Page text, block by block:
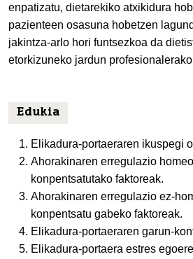
enpatizatu, dietarekiko atxikidura
pazienteen osasuna hobetzen
jakintza-arlo hori funtsezkoa da
etorkizuneko jardun
Edukia
Elikadura-portaeraren ikuspegi
Ahorakinaren erregulazio
konpentsatutako faktoreak.
Ahorakinaren erregulazio ez-
konpentsatu gabeko faktoreak.
Elikadura-portaeraren garun-
Elikadura-portaera estres